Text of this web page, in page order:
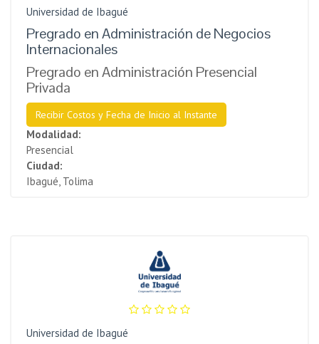
Universidad de Ibagué
Pregrado en Administración de Negocios
Internacionales
Pregrado en Administración Presencial
Privada
Recibir Costos y Fecha de Inicio al Instante
Modalidad:
Presencial
Ciudad:
Ibagué, Tolima
Universidad de Ibagué